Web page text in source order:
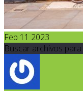
Feb 11 2023
Buscar archivos para